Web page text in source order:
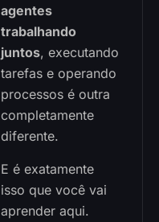
agentes
trabalhando
juntos, executando
tarefas e operando
processos é outra
completamente
diferente.
E é exatamente
isso que você vai
aprender aqui.